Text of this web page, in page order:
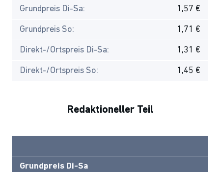
Grundpreis Di-Sa: 1,57 €
Grundpreis So: 1,71 €
Direkt-/Ortspreis Di-Sa: 1,31 €
Direkt-/Ortspreis So: 1,45 €
Redaktioneller Teil
Grundpreis Di-Sa